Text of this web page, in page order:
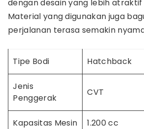
dengan desain yang lebih
Material yang digunakan juga
perjalanan terasa semakin
Tipe Bodi Hatchback
Jenis
Penggerak
CVT
Kapasitas Mesin 1.200 cc